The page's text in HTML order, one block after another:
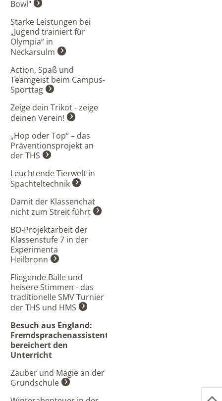
Bowl"
Starke Leistungen bei
„Jugend trainiert für
Olympia“ in
Neckarsulm
Action, Spaß und
Teamgeist beim Campus-
Sporttag
Zeige dein Trikot - zeige
deinen Verein!
„Hop oder Top“ – das
Präventionsprojekt an
der THS
Leuchtende Tierwelt in
Spachteltechnik
Damit der Klassenchat
nicht zum Streit führt
BO-Projektarbeit der
Klassenstufe 7 in der
Experimenta
Heilbronn
Fliegende Bälle und
heisere Stimmen - das
traditionelle SMV Turnier
der THS und HMS
Besuch aus England:
Fremdsprachenassistentin
bereichert den
Unterricht
Zauber und Magie an der
Grundschule